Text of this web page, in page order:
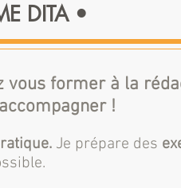
DITA •
vous former à la
!
Je prépare des